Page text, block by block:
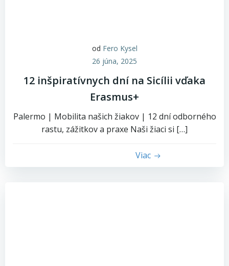
od Fero Kysel
26 júna, 2025
12 inšpiratívnych dní na Sicílii vďaka
Erasmus+
Palermo | Mobilita našich žiakov | 12 dní odborného
rastu, zážitkov a praxe Naši žiaci si […]
Viac